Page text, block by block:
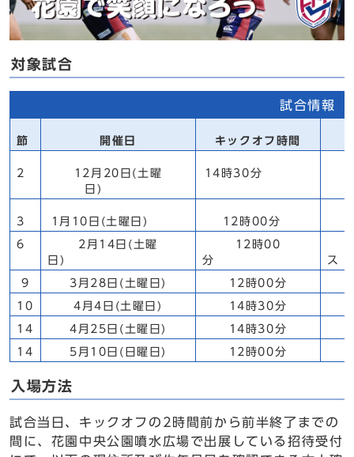
対象試合
試合情報
節 開催日 キックオフ時間
2
12月20日(土曜
日)
14時30分
3 1月10日(土曜日) 12時00分
6
2月14日(土曜
日)
12時00
分
9 3月28日(土曜日) 12時00分
10 4月4日(土曜日) 14時30分
14 4月25日(土曜日) 14時30分
14 5月10日(日曜日) 12時00分
入場方法
試合当日、キックオフの2時間前から前半終了までの
間に、花園中央公園噴水広場で出展している招待受付